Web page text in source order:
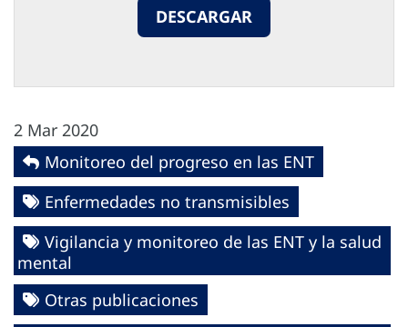
DESCARGAR
2 Mar 2020
Monitoreo del progreso en las ENT
Enfermedades no transmisibles
Vigilancia y monitoreo de las ENT y la salud
mental
Otras publicaciones